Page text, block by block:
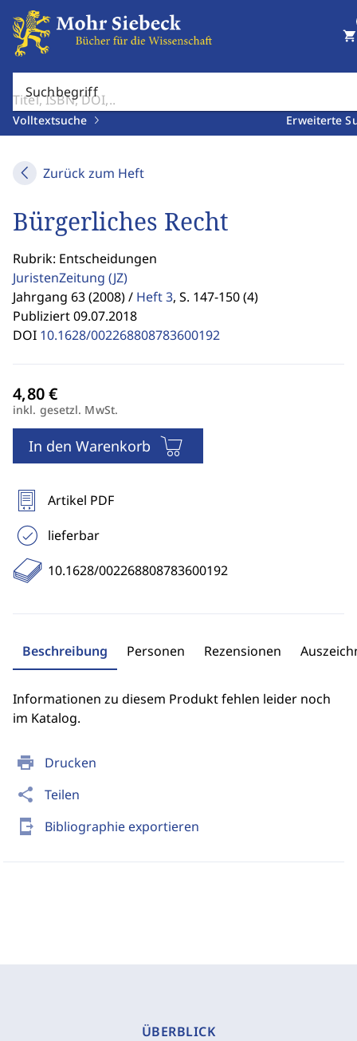
Suchbegriff
Volltextsuche Erweiterte
shopping_cart
Zurück zum Heft
print Drucken
share Teilen
send_to_mobile Bibliographie exportieren
Bürgerliches Recht
Rubrik: Entscheidungen
JuristenZeitung (JZ)
Jahrgang 63 (2008) / Heft 3, S. 147-150 (4)
Publiziert 09.07.2018
DOI 10.1628/002268808783600192
inkl. gesetzl. MwSt.
In den Warenkorb
Artikel PDF
lieferbar
10.1628/002268808783600192
Beschreibung Personen Rezensionen
Informationen zu diesem Produkt fehlen leider noch
im Katalog.
ÜBERBLICK